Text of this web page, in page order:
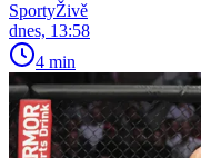
SportyŽivě
dnes, 13:58
4 min